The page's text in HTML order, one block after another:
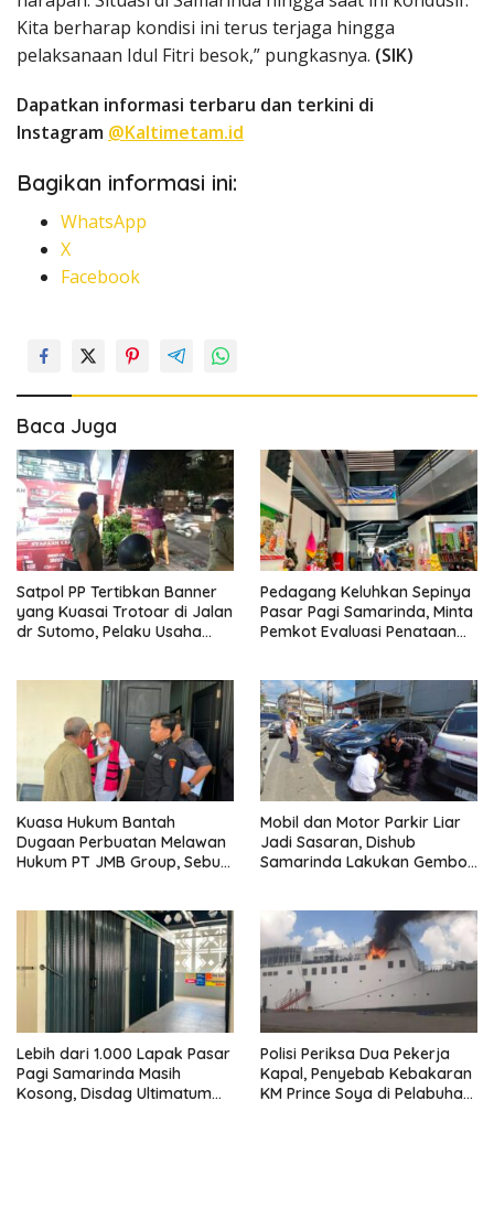
Kita berharap kondisi ini terus terjaga hingga
pelaksanaan Idul Fitri besok,” pungkasnya. (SIK)
Dapatkan informasi terbaru dan terkini di
Instagram @Kaltimetam.id
Bagikan informasi ini:
WhatsApp
X
Facebook
Baca Juga
Satpol PP Tertibkan Banner
yang Kuasai Trotoar di Jalan
dr Sutomo, Pelaku Usaha
Pedagang Keluhkan Sepinya
Pasar Pagi Samarinda, Minta
Pemkot Evaluasi Penataan
Kuasa Hukum Bantah
Dugaan Perbuatan Melawan
Hukum PT JMB Group, Sebut
Mobil dan Motor Parkir Liar
Jadi Sasaran, Dishub
Samarinda Lakukan Gembok
Lebih dari 1.000 Lapak Pasar
Pagi Samarinda Masih
Kosong, Disdag Ultimatum
Polisi Periksa Dua Pekerja
Kapal, Penyebab Kebakaran
KM Prince Soya di Pelabuhan